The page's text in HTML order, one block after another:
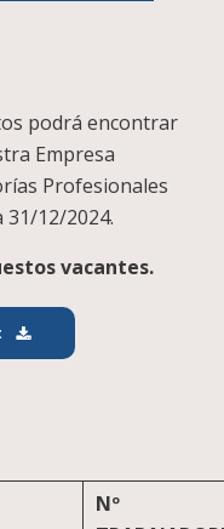
podrá encontrar
Empresa
Profesionales
12/2024.
vacantes.
Nº